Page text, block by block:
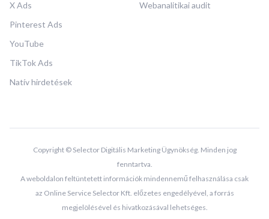
X Ads
Pinterest Ads
YouTube
TikTok Ads
Natív hirdetések
Webanalitikai audit
Copyright © Selector Digitális Marketing Ügynökség. Minden jog
fenntartva.
A weboldalon feltüntetett információk mindennemű felhasználása csak
az Online Service Selector Kft. előzetes engedélyével, a forrás
megjelölésével és hivatkozásával lehetséges.